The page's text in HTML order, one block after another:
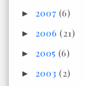
► 2007(6)
► 2006(21)
► 2005(6)
► 2003(2)